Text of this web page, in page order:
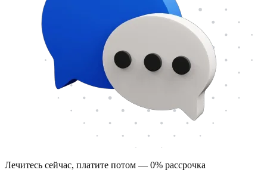
Лечитесь сейчас, платите потом — 0% рассрочка